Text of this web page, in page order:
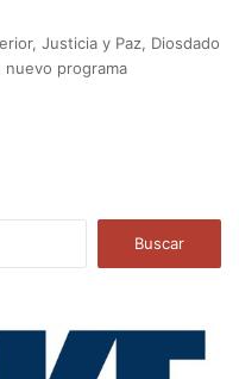
Justicia y Paz, Diosdado
programa
a